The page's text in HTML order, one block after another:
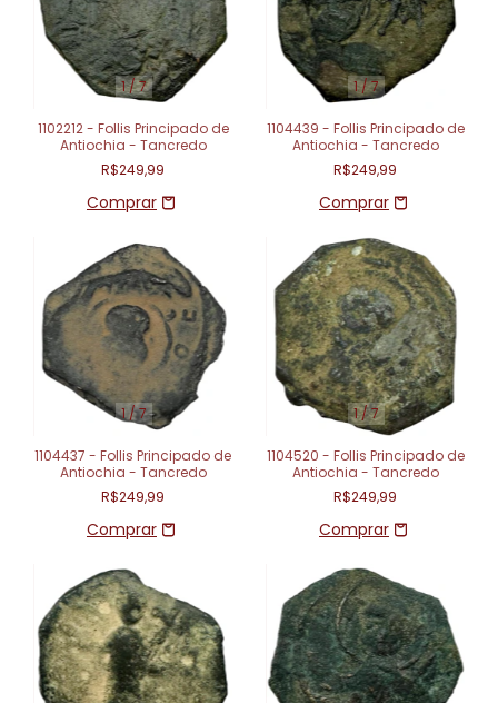
1/7
1102212 - Follis Principado de
Antiochia - Tancredo
R$249,99
1/7
1104439 - Follis Principado de
Antiochia - Tancredo
R$249,99
1/7
1104437 - Follis Principado de
Antiochia - Tancredo
R$249,99
1/7
1104520 - Follis Principado de
Antiochia - Tancredo
R$249,99